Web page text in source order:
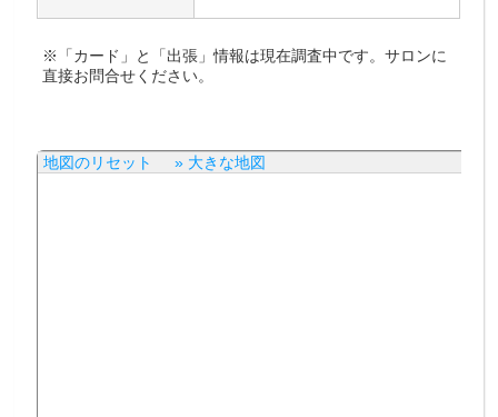
※「カード」と「出張」情報は現在調査中です。サロンに
直接お問合せください。
地図のリセット » 大きな地図